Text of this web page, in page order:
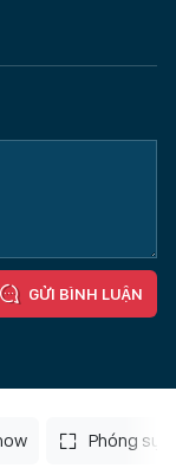
GỬI BÌNH LUẬN
Phóng sự